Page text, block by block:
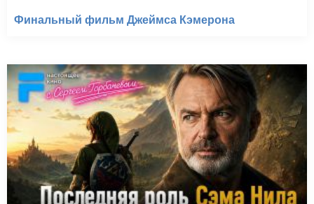
Финальный фильм Джеймса Кэмерона